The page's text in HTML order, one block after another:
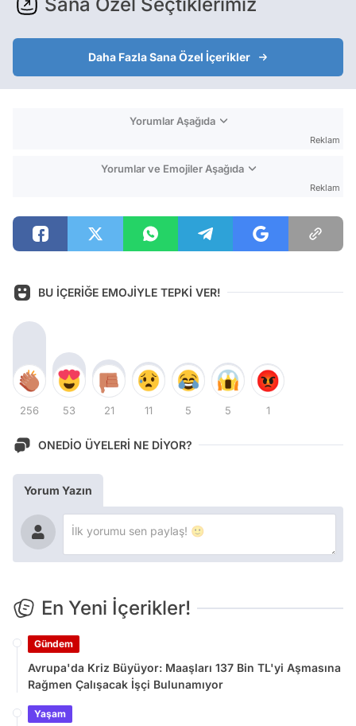
Daha Fazla Sana Özel İçerikler
Yorumlar Aşağıda
Reklam
Yorumlar ve Emojiler Aşağıda
Reklam
BU İÇERİĞE EMOJİYLE TEPKİ VER!
256 53 21 11 5 5 1
ONEDİO ÜYELERİ NE DİYOR?
Yorum Yazın
En Yeni İçerikler!
Gündem
Avrupa'da Kriz Büyüyor: Maaşları 137 Bin TL'yi Aşmasına
Rağmen Çalışacak İşçi Bulunamıyor
Yaşam